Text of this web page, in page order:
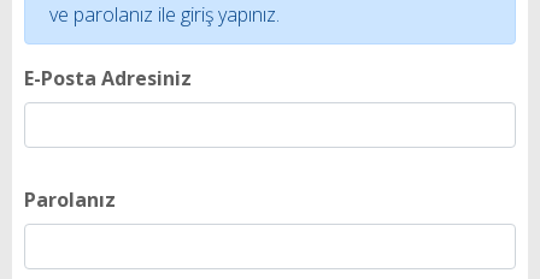
ve parolanız ile giriş yapınız.
E-Posta Adresiniz
Parolanız